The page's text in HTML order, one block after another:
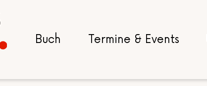
Buch Termine & Events